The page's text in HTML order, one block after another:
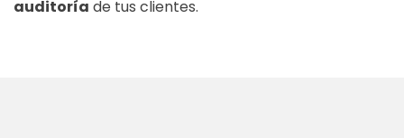
auditoría de tus clientes.